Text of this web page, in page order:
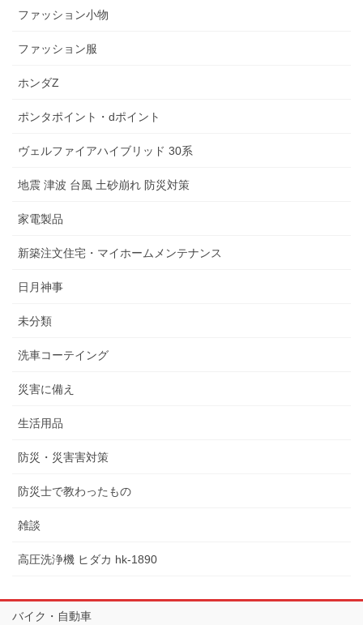
ファッション小物
ファッション服
ホンダZ
ポンタポイント・dポイント
ヴェルファイアハイブリッド 30系
地震 津波 台風 土砂崩れ 防災対策
家電製品
新築注文住宅・マイホームメンテナンス
日月神事
未分類
洗車コーテイング
災害に備え
生活用品
防災・災害害対策
防災士で教わったもの
雑談
高圧洗浄機 ヒダカ hk-1890
バイク・自動車